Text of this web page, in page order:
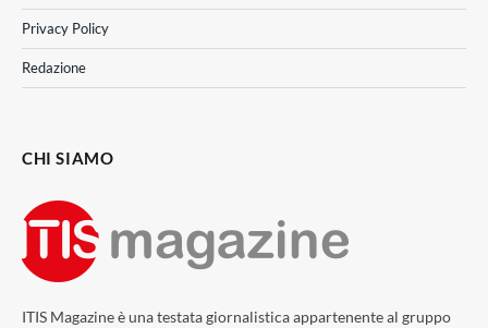
Privacy Policy
Redazione
CHI SIAMO
ITIS Magazine è una testata giornalistica appartenente al gruppo